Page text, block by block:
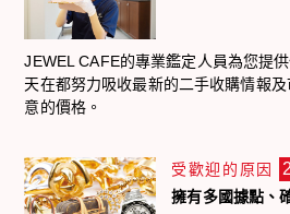
JEWEL CAFE的專業鑑定人員為您提
天在都努力吸收最新的二手收購情報
意的價格。
受歡迎的原因 2
擁有多國據點、